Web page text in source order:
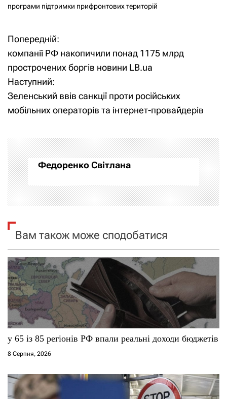
програми підтримки прифронтових територій
Н
а
в
і
а
ц
і
а
п
и
с
і
в
Попередній:
компанії РФ накопичили понад 1175 млрд
прострочених боргів новини LB.ua
Наступний:
Зеленський ввів санкції проти російських
мобільних операторів та інтернет-провайдерів
Федоренко Світлана
Вам також може сподобатися
у 65 із 85 регіонів РФ впали реальні доходи бюджетів
8 Серпня, 2026